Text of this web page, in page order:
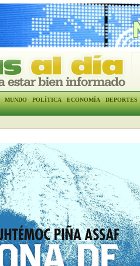
MUNDO POLÍTICA ECONOMÍA DEPORTES